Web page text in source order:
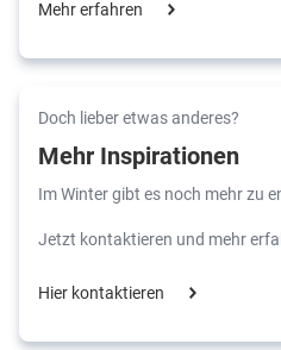
Mehr erfahren
Doch lieber etwas anderes?
Mehr Inspirationen
Im Winter gibt es noch mehr zu
Jetzt kontaktieren und mehr
Hier kontaktieren